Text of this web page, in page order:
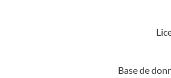
Base de